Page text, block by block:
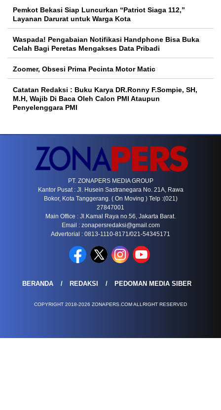
Pemkot Bekasi Siap Luncurkan “Patriot Siaga 112,”
Layanan Darurat untuk Warga Kota
Waspada! Pengabaian Notifikasi Handphone Bisa Buka
Celah Bagi Peretas Mengakses Data Pribadi
Zoomer, Obsesi Prima Pecinta Motor Matic
Catatan Redaksi : Buku Karya DR.Ronny F.Sompie, SH,
M.H, Wajib Di Baca Oleh Calon PMI Ataupun
Penyelenggara PMI
PT. ZONAPERS MEDIA GROUP
Kantor Pusat : Jl. Husein Sastranegara No. 21A, Rawa
Bokor, Kota Tanggerang. ( On Moving ) Telp :(021)
27847001
Main Office : Jl.Kamal Raya no.56, Jakarta Barat.
Email : zonapersredaksi@gmail.com
Advertorial : 0813-1110-8171/021-54345171
BERANDA REDAKSI PEDOMAN MEDIA SIBER
COPYRIGHT 2018-2026 ZONAPERS.COM ALLRIGHT RESERVED